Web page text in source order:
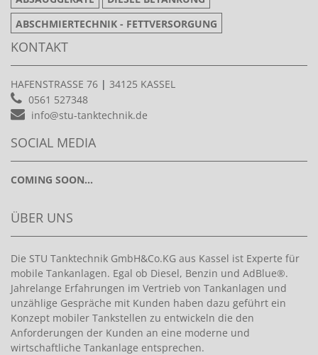
ABSCHMIERTECHNIK - FETTVERSORGUNG
KONTAKT
HAFENSTRASSE 76 | 34125 KASSEL
0561 527348
info@stu-tanktechnik.de
SOCIAL MEDIA
COMING SOON...
ÜBER UNS
Die STU Tanktechnik GmbH&Co.KG aus Kassel ist Experte für
mobile Tankanlagen. Egal ob Diesel, Benzin und AdBlue®.
Jahrelange Erfahrungen im Vertrieb von Tankanlagen und
unzählige Gespräche mit Kunden haben dazu geführt ein
Konzept mobiler Tankstellen zu entwickeln die den
Anforderungen der Kunden an eine moderne und
wirtschaftliche Tankanlage entsprechen.